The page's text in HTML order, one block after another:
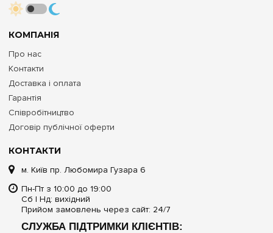
КОНТАКТИ
м. Київ пр. Любомира Гузара 6
Пн-Пт з 10:00 до 19:00
Сб | Нд: вихідний
Прийом замовлень через сайт: 24/7
СЛУЖБА ПІДТРИМКИ КЛІЄНТІВ:
КОМПАНІЯ
Про нас
Контакти
Доставка і оплата
Гарантія
Співробітництво
Договір публічної оферти